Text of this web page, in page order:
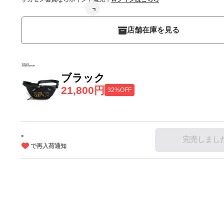
店舗在庫を見る
ブラック
21,800円
32%OFF
-
で再入荷通知
完売しまし